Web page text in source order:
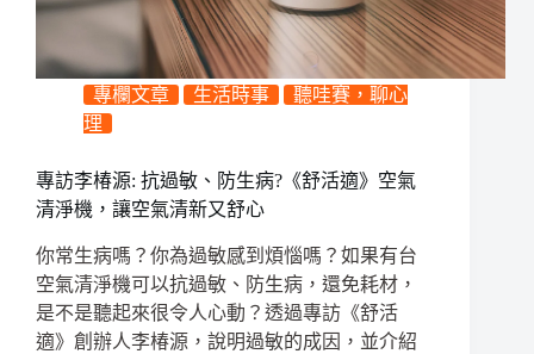
專欄文章 生活時事
聽哇賽，聊心
理
專訪李椿源: 抗過敏、防生病?《舒活適》空氣
清淨機，讓空氣清新又舒心
你常生病嗎？你為過敏感到煩惱嗎？如果有台
空氣清淨機可以抗過敏、防生病，還免耗材，
是不是聽起來很令人心動？透過專訪《舒活
適》創辦人李椿源，說明過敏的成因，並介紹